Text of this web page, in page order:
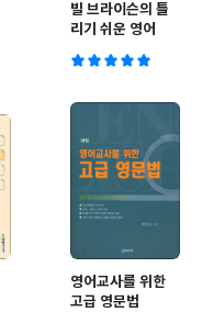
빌 브라이슨의 틀
리기 쉬운 영어
영어교사를 위한
고급 영문법